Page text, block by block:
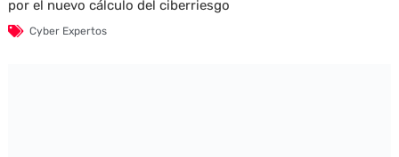
por el nuevo cálculo del ciberriesgo
Cyber Expertos